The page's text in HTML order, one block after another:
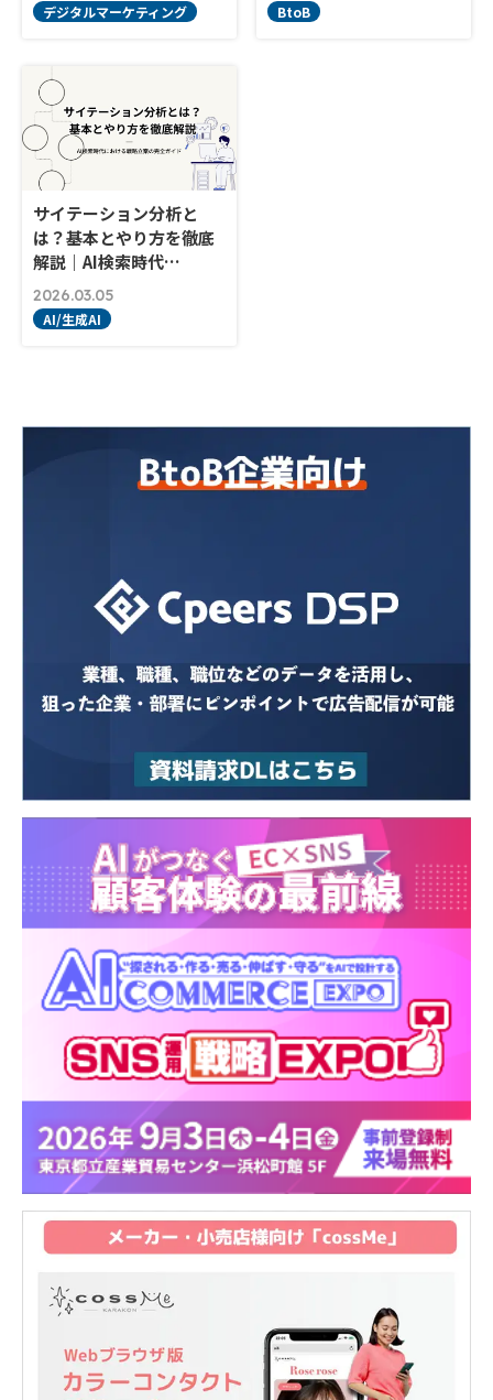
デジタルマーケティング BtoB
サイテーション分析と
は？基本とやり方を徹底
解説｜AI検索時代…
2026.03.05
AI/生成AI